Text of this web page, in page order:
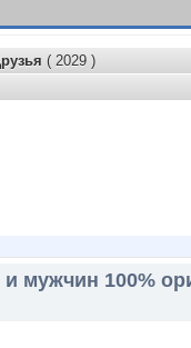
( 2029 )
мужчин 100%